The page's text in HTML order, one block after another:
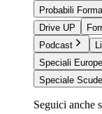
Probabili
Drive UP
Podcast
Speciali
Speciale
Seguici anche